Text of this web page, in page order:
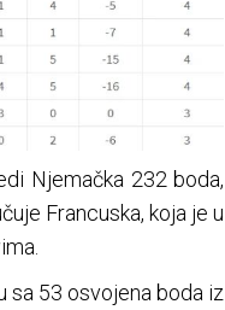
Njemačka 232 boda,
Francuska, koja je u
sa 53 osvojena boda iz